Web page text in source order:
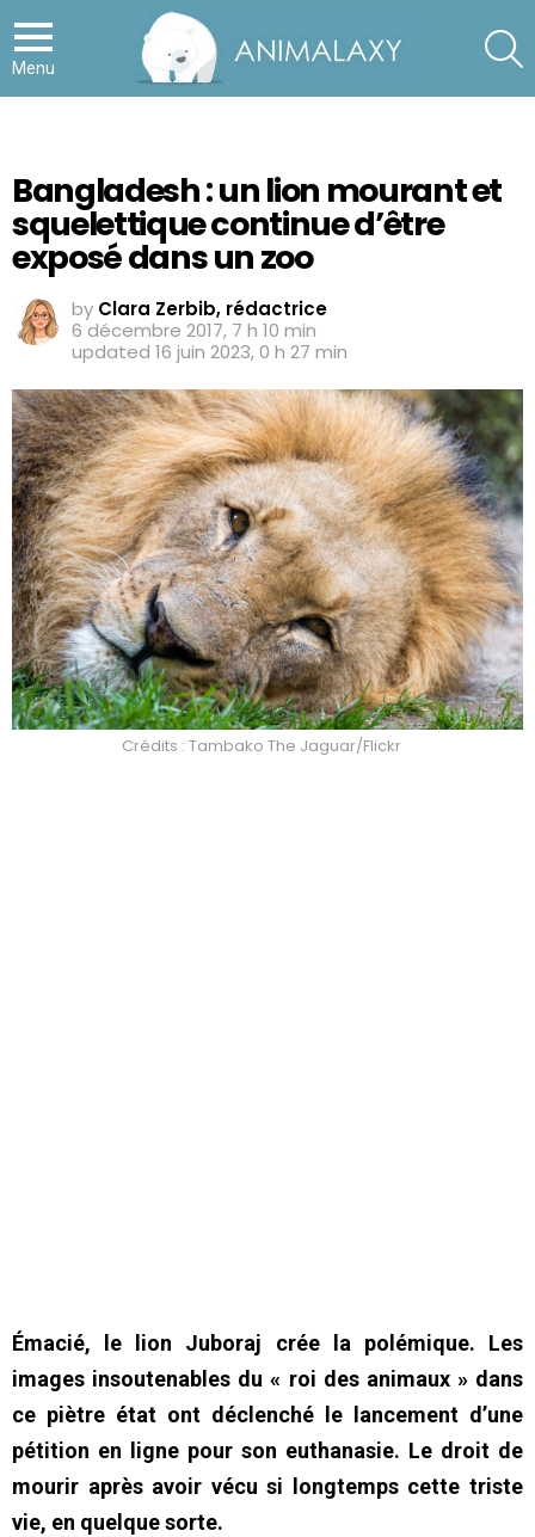
Menu
Bangladesh : un lion mourant et
squelettique continue d’être
exposé dans un zoo
by Clara Zerbib, rédactrice
6 décembre 2017, 7 h 10 min
updated 16 juin 2023, 0 h 27 min
Crédits : Tambako The Jaguar/Flickr
Émacié, le lion Juboraj crée la polémique. Les
images insoutenables du « roi des animaux » dans
ce piètre état ont déclenché le lancement d’une
pétition en ligne pour son euthanasie. Le droit de
mourir après avoir vécu si longtemps cette triste
vie, en quelque sorte.